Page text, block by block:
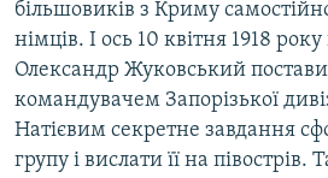
більшовиків з Криму
німців. І ось 10 квітня 1918
Олександр Жуковський
командувачем Запорізької
Натієвим секретне завдання
групу і вислати її на півострів.